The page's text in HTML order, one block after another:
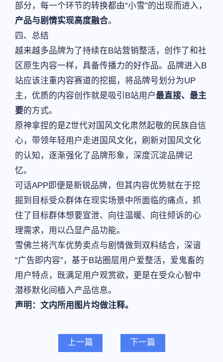
部分，每一个环节的转换都由“小雪”的出现而进入，
产品与剧情实现高度融合。
四、总结
越来越多品牌为了持续在B站营销整活，创作了和社
区原生内容一样，具备传播力的好作品。品牌进入B
站应该注重内容赛道的挖掘，将品牌号划分为UP
主，优质的内容创作就是吸引B站用户最直接、最主
要的方式。
原神拿捏的是Z世代对国风文化肃然起敬的民族自信
心，带领年轻用户走进国风文化，刷新对国风文化
的认知，逐渐强化了品牌形象，深度沉淀品牌记
忆。
可话APP即便是新锐品牌，但其内容优势就在于挖
掘到目标受众群体在现实场景中所面临的痛点，抓
住了目标群体想要宣泄、向往温暖、向往倾诉的心
理需求，用以凸显产品功能。
雪佛兰将汽车优势卖点与剧情做到双料结合，深谙
“广告即内容”，基于B站圈层用户爱整活，爱鬼畜的
用户特点，既满足用户观赏欲，更是在受众心智中
潜移默化间植入产品信息。
声明：文内所用图片均做注释。
上一篇 下一篇